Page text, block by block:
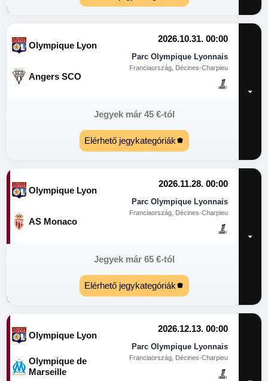
Olympique Lyon
2026.10.31. 00:00
Parc Olympique Lyonnais
Franciaország, Décines-Charpieu
Angers SCO
Jegyek már 45 €-tól
Elérhető jegykategóriák
Olympique Lyon
2026.11.28. 00:00
Parc Olympique Lyonnais
Franciaország, Décines-Charpieu
AS Monaco
Jegyek már 65 €-tól
Elérhető jegykategóriák
Olympique Lyon
2026.12.13. 00:00
Parc Olympique Lyonnais
Franciaország, Décines-Charpieu
Olympique de
Marseille